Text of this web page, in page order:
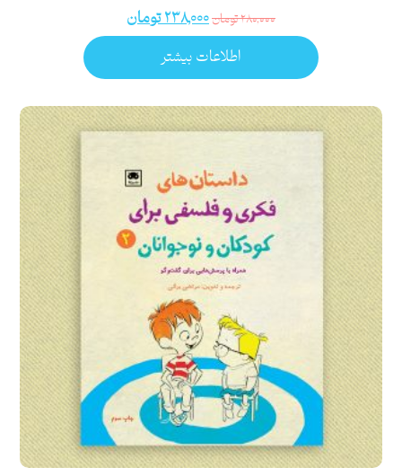
۲۸۰,۰۰۰تومان۲۳۸,۰۰۰تومان
اطلاعات بیشتر
ام
تیا
ز
۱.
۰
۰
از
۵